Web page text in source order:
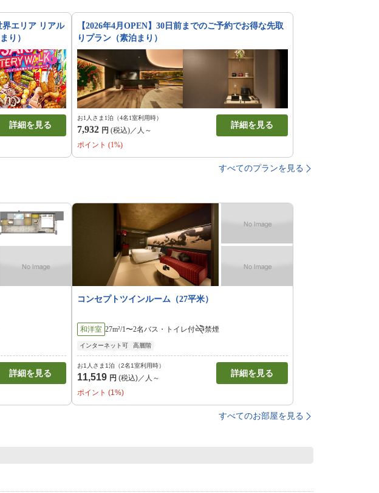
や梅昆布茶といったドリンクもご用意しており、お部屋でほっ
と一息つけるひとときを演出。必要なものを必要な分だけ選べ
るスタイルは、環境にも配慮しつつ、お客様一人ひとりのニー
ズに寄り添います。機能性と上質さを兼ね備えたアメニティ
で、ワンランク上のホテルステイをぜひご体感ください。
界エリア リアル
り）
詳細を見る
【2026年4月OPEN】30日前までのご予約でお得な先取
りプラン（素泊まり）
お1人さま1泊（4名1室利用時）
7,932 円 (税込)／人～
詳細を見る
ポイント (1%)
すべてのプランを見る
詳細を見る
コンセプトツインルーム（27平米）
和洋室 27m²/1〜2名バス・トイレ付 禁煙
インターネット可 高層階
お1人さま1泊（2名1室利用時）
11,519 円 (税込)／人～ 詳細を見る
ポイント (1%)
すべてのお部屋を見る